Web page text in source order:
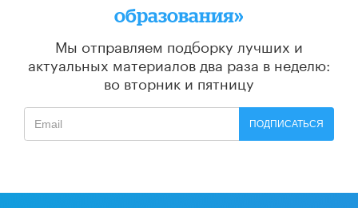
образования»
Мы отправляем подборку лучших и
актуальных материалов два раза в неделю:
во вторник и пятницу
ПОДПИСАТЬСЯ